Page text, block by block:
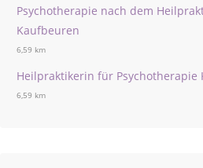
Psychotherapie nach dem
Kaufbeuren
6,59 km
Heilpraktikerin für Psychotherapie
6,59 km